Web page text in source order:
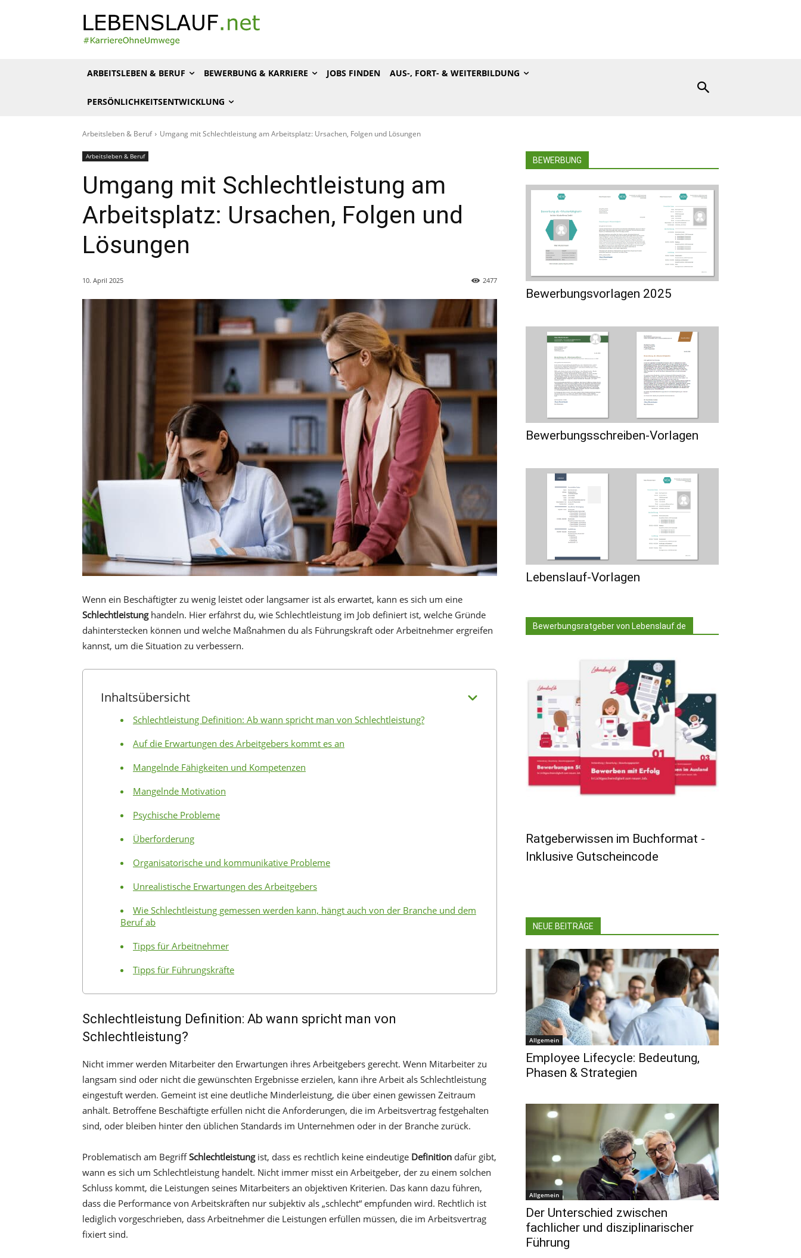
ARBEITSLEBEN & BERUF BEWERBUNG & KARRIERE JOBS FINDEN AUS-, FORT- & WEITERBILDUNG
PERSÖNLICHKEITSENTWICKLUNG
Arbeitsleben & Beruf Umgang mit Schlechtleistung am Arbeitsplatz: Ursachen, Folgen und Lösungen
Arbeitsleben & Beruf
Umgang mit Schlechtleistung am
Arbeitsplatz: Ursachen, Folgen und
Lösungen
10. April 2025 2477
Wenn ein Beschäftigter zu wenig leistet oder langsamer ist als erwartet, kann es sich um eine
Schlechtleistung handeln. Hier erfährst du, wie Schlechtleistung im Job definiert ist, welche Gründe
dahinterstecken können und welche Maßnahmen du als Führungskraft oder Arbeitnehmer ergreifen
kannst, um die Situation zu verbessern.
Inhaltsübersicht
Schlechtleistung Definition: Ab wann spricht man von Schlechtleistung?
Auf die Erwartungen des Arbeitgebers kommt es an
Mangelnde Fähigkeiten und Kompetenzen
Mangelnde Motivation
Psychische Probleme
Überforderung
Organisatorische und kommunikative Probleme
Unrealistische Erwartungen des Arbeitgebers
Wie Schlechtleistung gemessen werden kann, hängt auch von der Branche und dem
Beruf ab
Tipps für Arbeitnehmer
Tipps für Führungskräfte
Schlechtleistung Definition: Ab wann spricht man von
Schlechtleistung?
Nicht immer werden Mitarbeiter den Erwartungen ihres Arbeitgebers gerecht. Wenn Mitarbeiter zu
langsam sind oder nicht die gewünschten Ergebnisse erzielen, kann ihre Arbeit als Schlechtleistung
eingestuft werden. Gemeint ist eine deutliche Minderleistung, die über einen gewissen Zeitraum
anhält. Betroffene Beschäftigte erfüllen nicht die Anforderungen, die im Arbeitsvertrag festgehalten
sind, oder bleiben hinter den üblichen Standards im Unternehmen oder in der Branche zurück.
Problematisch am BegriffSchlechtleistung ist, dass es rechtlich keine eindeutige Definition dafür gibt,
wann es sich um Schlechtleistung handelt. Nicht immer misst ein Arbeitgeber, der zu einem solchen
Schluss kommt, die Leistungen seines Mitarbeiters an objektiven Kriterien. Das kann dazu führen,
dass die Performance von Arbeitskräften nur subjektiv als „schlecht“ empfunden wird. Rechtlich ist
lediglich vorgeschrieben, dass Arbeitnehmer die Leistungen erfüllen müssen, die im Arbeitsvertrag
fixiert sind.
BEWERBUNG
Bewerbungsvorlagen 2025
Bewerbungsschreiben-Vorlagen
Lebenslauf-Vorlagen
Bewerbungsratgeber von Lebenslauf.de
Ratgeberwissen im Buchformat -
Inklusive Gutscheincode
NEUE BEITRÄGE
Allgemein
Employee Lifecycle: Bedeutung,
Phasen & Strategien
Allgemein
Der Unterschied zwischen
fachlicher und disziplinarischer
Führung